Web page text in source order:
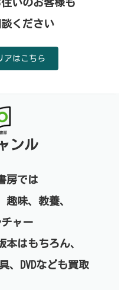
いのお客様も
ください
アはこちら
ンル
房では
趣味、教養、
ャー
本はもちろん、
、DVDなども買取